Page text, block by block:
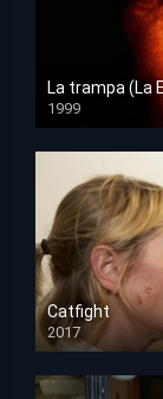
La trampa (La
1999
HD 1080p
Catfight
2017
HD 720p